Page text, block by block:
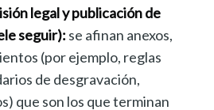
legal y publicación de
seguir): se afinan anexos,
(por ejemplo, reglas
de desgravación,
que son los que terminan